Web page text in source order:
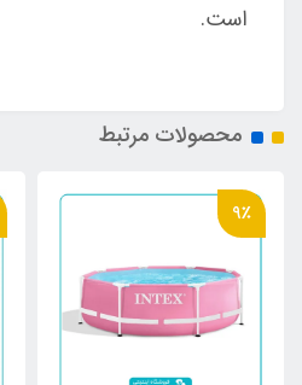
است.
محصولات مرتبط
9٪